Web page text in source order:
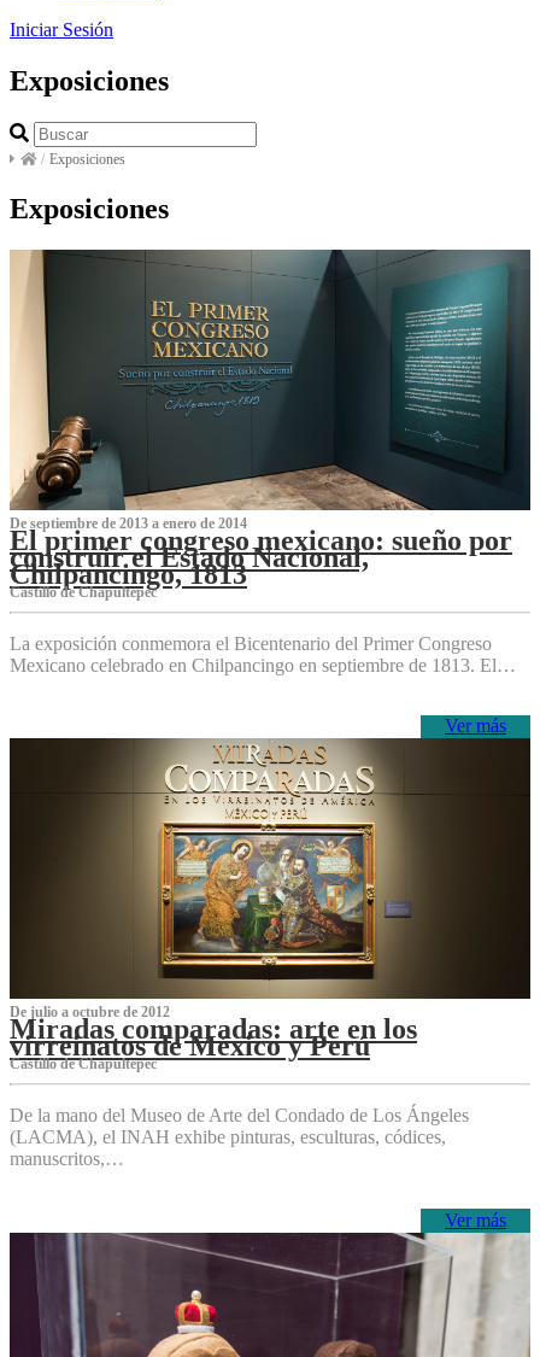
Iniciar Sesión
Exposiciones
/ Exposiciones
Exposiciones
De septiembre de 2013 a enero de 2014
El primer congreso mexicano: sueño por
construir el Estado Nacional,
Chilpancingo, 1813
Castillo de Chapultepec
La exposición conmemora el Bicentenario del Primer Congreso
Mexicano celebrado en Chilpancingo en septiembre de 1813. El…
Ver más
De julio a octubre de 2012
Miradas comparadas: arte en los
virreinatos de México y Perú
Castillo de Chapultepec
De la mano del Museo de Arte del Condado de Los Ángeles
(LACMA), el INAH exhibe pinturas, esculturas, códices,
manuscritos,…
Ver más